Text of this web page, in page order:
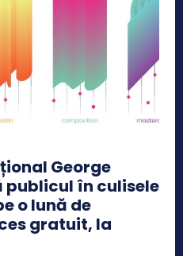
George
publicul în culisele
o lună de
gratuit, la